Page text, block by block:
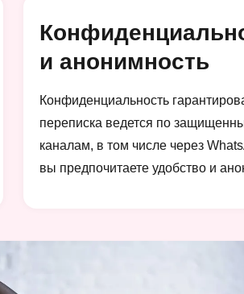
и анонимность
Конфиденциальность
переписка ведется по
каналам, в том числе через
вы предпочитаете удобство и